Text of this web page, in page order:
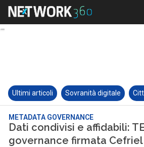
Ultimi articoli Sovranità digitale
METADATA GOVERNANCE
Dati condivisi e affidabili:
governance firmata Cefriel